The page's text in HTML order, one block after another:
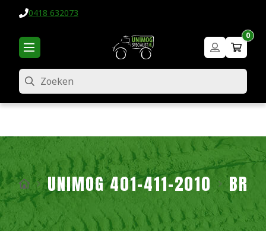
0418 632073
0
Zoeken
UNIMOG 401-411-2010